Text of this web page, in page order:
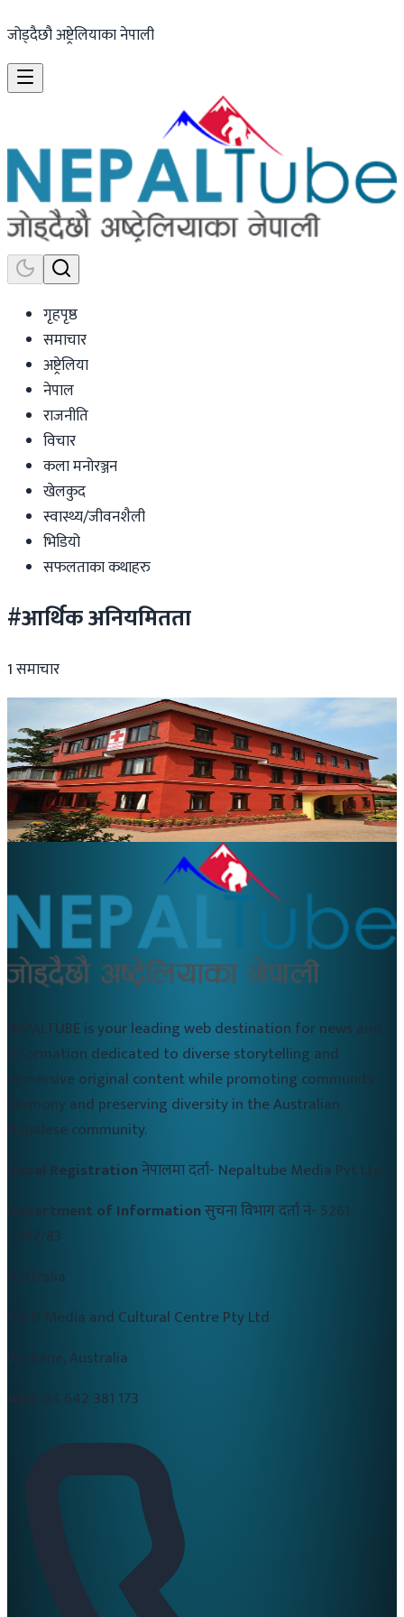
जोड्दैछौ अष्ट्रेलियाका नेपाली
गृहपृष्ठ
समाचार
अष्ट्रेलिया
नेपाल
राजनीति
विचार
कला मनोरञ्जन
खेलकुद
स्वास्थ्य/जीवनशैली
भिडियो
सफलताका कथाहरु
#आर्थिक अनियमितता
1समाचार
बिवाद र अनियमितताको अखडा बन्दै नेपाल रेडक्रस, दाताको
अनुदान समेत दूरुपयोग
२०२० जुलाई २५
NEPALTUBE is your leading web destination for news and
information dedicated to diverse storytelling and
immersive original content while promoting community
harmony and preserving diversity in the Australian
Nepalese community.
Nepal Registrationनेपालमा दर्ता- Nepaltube Media Pvt Ltd
Department of Informationसुचना विभाग दर्ता नं- 5261-
2082/83
Australia
CALD Media and Cultural Centre Pty Ltd
Brisbane, Australia
84 642 381 173